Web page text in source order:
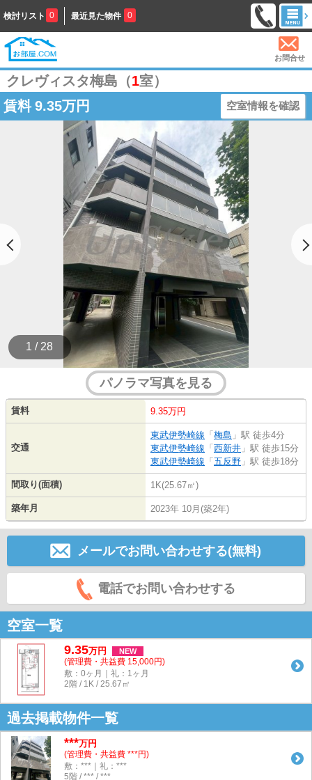
検討リスト 0 最近見た物件 0
お問合せ
クレヴィスタ梅島（1室）
賃料 9.35万円 空室情報を確認
1 / 28
パノラマ写真を見る
賃料 9.35万円
交通
東武伊勢崎線 「 梅島 」駅 徒歩4分
東武伊勢崎線 「 西新井 」駅 徒歩15分
東武伊勢崎線 「 五反野 」駅 徒歩18分
間取り(面積) 1K(25.67㎡)
築年月 2023年 10月(築2年)
メールでお問い合わせする(無料)
電話でお問い合わせする
空室一覧
9.35万円 NEW
(管理費・共益費 15,000円)
敷：0ヶ月｜礼：1ヶ月
2階 / 1K / 25.67㎡
過去掲載物件一覧
***万円
(管理費・共益費 ***円)
敷：***｜礼：***
5階 / *** / ***